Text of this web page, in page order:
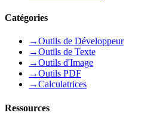
Catégories
→Outils de Développeur
→Outils de Texte
→Outils d'Image
→Outils PDF
→Calculatrices
Ressources